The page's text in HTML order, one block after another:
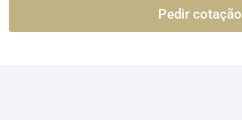
Pedir cotação